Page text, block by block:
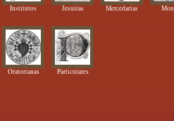
Institutos Jesuitas Mercedarias
Oratorianas Particulares